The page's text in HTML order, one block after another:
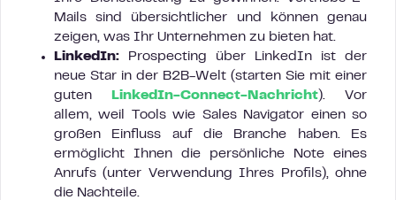
Mails sind übersichtlicher und können genau
zeigen, was Ihr Unternehmen zu bieten hat.
LinkedIn: Prospecting über LinkedIn ist der
neue Star in der B2B-Welt (starten Sie mit einer
guten
LinkedIn-Connect-Nachricht). Vor
allem, weil Tools wie Sales Navigator einen so
großen Einfluss auf die Branche haben. Es
ermöglicht Ihnen die persönliche Note eines
Anrufs (unter Verwendung Ihres Profils), ohne
die Nachteile.